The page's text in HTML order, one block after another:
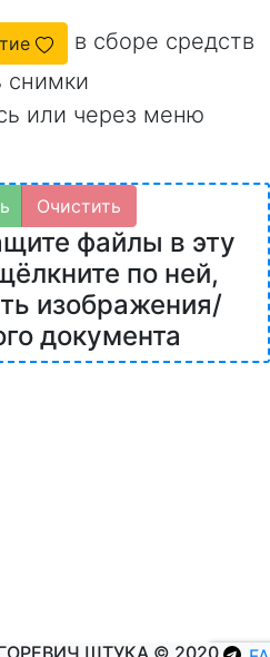
в сборе средств
снимки
или через меню
Очистить
файлы в эту
по ней,
изображения/
документа
ШТУКА © 2020